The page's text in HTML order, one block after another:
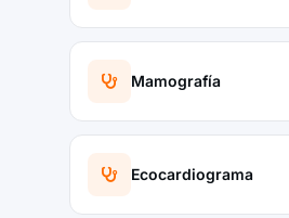
Mamografía
Ecocardiograma